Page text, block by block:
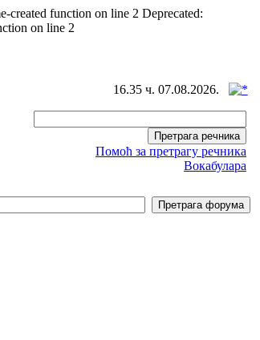
created function on line 2 Deprecated:
on line 2
16.35 ч. 07.08.2026.
Помоћ за претрагу речника
Вокабулара